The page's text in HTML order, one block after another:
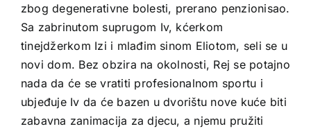
zbog degenerativne bolesti, prerano penzionisao.
Sa zabrinutom suprugom Iv, kćerkom
tinejdžerkom Izi i mlađim sinom Eliotom, seli se u
novi dom. Bez obzira na okolnosti, Rej se potajno
nada da će se vratiti profesionalnom sportu i
ubjeđuje Iv da će bazen u dvorištu nove kuće biti
zabavna zanimacija za djecu, a njemu pružiti